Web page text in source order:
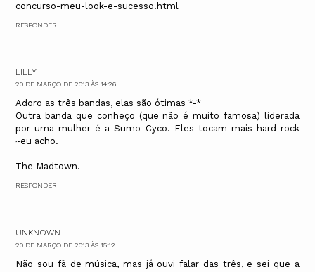
concurso-meu-look-e-sucesso.html
RESPONDER
LILLY
20 DE MARÇO DE 2013 ÀS 14:26
Adoro as três bandas, elas são ótimas *-*
Outra banda que conheço (que não é muito famosa) liderada
por uma mulher é a Sumo Cyco. Eles tocam mais hard rock
~eu acho.
The Madtown.
RESPONDER
UNKNOWN
20 DE MARÇO DE 2013 ÀS 15:12
Não sou fã de música, mas já ouvi falar das três, e sei que a